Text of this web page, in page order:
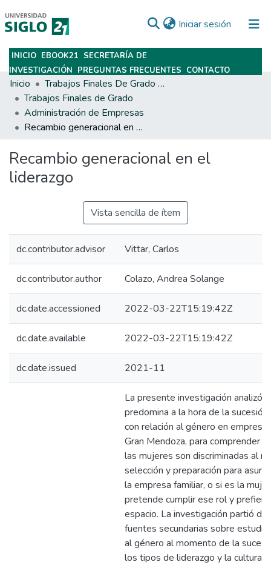
Iniciar sesión (current)
Subir
INICIO EBOOK21 SECRETARÍA DE
INVESTIGACIÓN PREGUNTAS FRECUENTES CONTACTO
Inicio
Trabajos Finales De Grado Y Posgrado
Trabajos Finales de Grado
Administración de Empresas
Recambio generacional en el liderazgo
Recambio generacional en el
liderazgo
Vista sencilla de ítem
dc.contributor.advisor Vittar, Carlos
dc.contributor.author Colazo, Andrea Solange
dc.date.accessioned 2022-03-22T15:19:42Z
dc.date.available 2022-03-22T15:19:42Z
dc.date.issued 2021-11
La presente investigación analizó
predomina a la hora de la
con relación al género en
Gran Mendoza, para comprender
las mujeres son discriminadas al
selección y preparación para
la empresa familiar, o si es la
pretende cumplir ese rol y
espacio. La investigación partió
fuentes secundarias sobre
al género al momento de la
los tipos de liderazgo y la cultura